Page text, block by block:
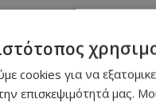
cookies για να
επισκεψιμότητά μας.